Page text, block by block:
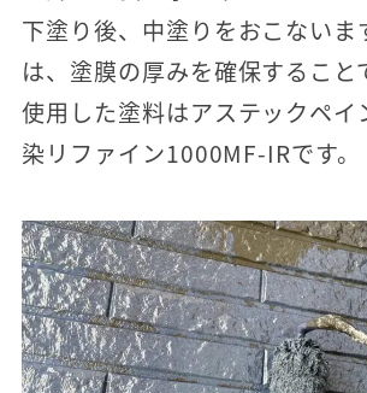
下塗り後、中塗りをおこないま
は、塗膜の厚みを確保すること
使用した塗料はアステックペイ
染リファイン1000MF-IRです。